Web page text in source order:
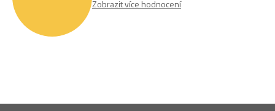
Zobrazit více hodnocení